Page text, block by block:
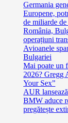
Germania
Europene,
de miliarde de
România,
operațiuni
Avioanele
Bulgariei
Mai poate un
2026? Gregg
Your Sex”
AUR
BMW aduce
pregătește